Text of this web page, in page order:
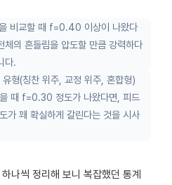
비교할 때 f=0.40 이상이 나왔다
체의 흔들림을 압도할 만큼 강력하다
다.
형(칭찬 위주, 교정 위주, 혼합형)
때 f=0.30 정도가 나왔다면, 피드
가 꽤 확실하게 갈린다는 것을 시사
나씩 정리해 보니 복잡했던 통계